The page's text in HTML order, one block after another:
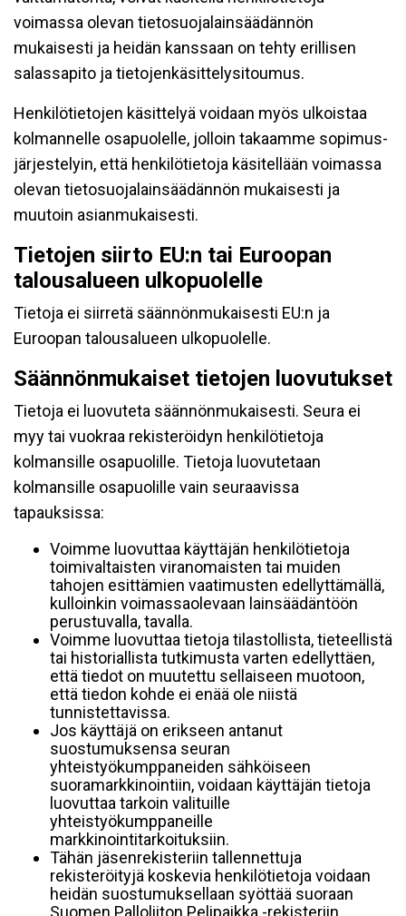
voimassa olevan tietosuojalainsäädännön
mukaisesti ja heidän kanssaan on tehty erillisen
salassapito ja tietojenkäsittelysitoumus.
Henkilötietojen käsittelyä voidaan myös ulkoistaa
kolmannelle osapuolelle, jolloin takaamme sopimus-
järjestelyin, että henkilötietoja käsitellään voimassa
olevan tietosuojalainsäädännön mukaisesti ja
muutoin asianmukaisesti.
Tietojen siirto EU:n tai Euroopan
talousalueen ulkopuolelle
Tietoja ei siirretä säännönmukaisesti EU:n ja
Euroopan talousalueen ulkopuolelle.
Säännönmukaiset tietojen luovutukset
Tietoja ei luovuteta säännönmukaisesti. Seura ei
myy tai vuokraa rekisteröidyn henkilötietoja
kolmansille osapuolille. Tietoja luovutetaan
kolmansille osapuolille vain seuraavissa
tapauksissa:
Voimme luovuttaa käyttäjän henkilötietoja
toimivaltaisten viranomaisten tai muiden
tahojen esittämien vaatimusten edellyttämällä,
kulloinkin voimassaolevaan lainsäädäntöön
perustuvalla, tavalla.
Voimme luovuttaa tietoja tilastollista, tieteellistä
tai historiallista tutkimusta varten edellyttäen,
että tiedot on muutettu sellaiseen muotoon,
että tiedon kohde ei enää ole niistä
tunnistettavissa.
Jos käyttäjä on erikseen antanut
suostumuksensa seuran
yhteistyökumppaneiden sähköiseen
suoramarkkinointiin, voidaan käyttäjän tietoja
luovuttaa tarkoin valituille
yhteistyökumppaneille
markkinointitarkoituksiin.
Tähän jäsenrekisteriin tallennettuja
rekisteröityjä koskevia henkilötietoja voidaan
heidän suostumuksellaan syöttää suoraan
Suomen Palloliiton Pelipaikka -rekisteriin.